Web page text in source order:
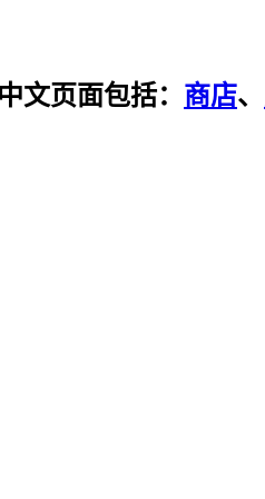
文页面包括： 商店、